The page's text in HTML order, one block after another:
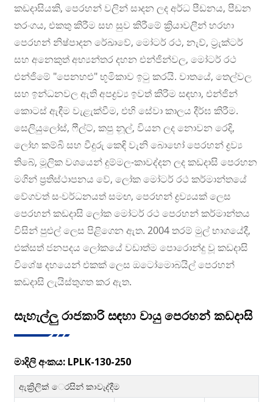
කඩදාසියකි, පෙරහන් වලින් සාදන ලද අර්ධ පීඩනය, පීඩන
තරංගය, එකතු කිරීම සහ සුව කිරීමේ ක්‍රියාවලීන් හරහා
පෙරහන් නිෂ්පාදන රේඛාවේ, මෝටර් රථ, නැව්, ට්‍රැක්ටර්
සහ අනෙකුත් අභ්‍යන්තර දහන එන්ජින්වල, මෝටර් රථ
එන්ජිමේ "පෙනහළු" භූමිකාව ඉටු කරයි. වාතයේ, තෙල්වල
සහ ඉන්ධනවල ඇති අපද්‍රව්‍ය ඉවත් කිරීම සඳහා, එන්ජින්
කොටස් ඇඳීම වැළැක්වීම, එහි සේවා කාලය දීර්ඝ කිරීම.
සෙලියුලෝස්, ෆීල්ට්, කපු නූල්, වියන ලද නොවන රෙදි,
ලෝහ කම්බි සහ වීදුරු කෙඳි වැනි බොහෝ පෙරහන් ද්‍රව්‍ය
තිබේ, මූලික වශයෙන් දුම්මල-කාවද්දන ලද කඩදාසි පෙරහන
මගින් ප්‍රතිස්ථාපනය වේ, ලෝක මෝටර් රථ කර්මාන්තයේ
වේගවත් සංවර්ධනයත් සමඟ, පෙරහන් ද්‍රව්‍යයක් ලෙස
පෙරහන් කඩදාසි ලෝක මෝටර් රථ පෙරහන් කර්මාන්තය
විසින් පුළුල් ලෙස පිළිගෙන ඇත. 2004 තරම් මුල් භාගයේදී,
එක්සත් ජනපදය ලෝකයේ වඩාත්ම පොරොන්දු වූ කඩදාසි
විශේෂ දහයෙන් එකක් ලෙස ඔටෝමොබයිල් පෙරහන්
කඩදාසි ලැයිස්තුගත කර ඇත.
සැහැල්ලු රාජකාරි සඳහා වායු පෙරහන් කඩදාසි
මාදිලි අංකය: LPLK-130-250
ඇක්‍රිලික් ෙරසින් කාවැද්දීම